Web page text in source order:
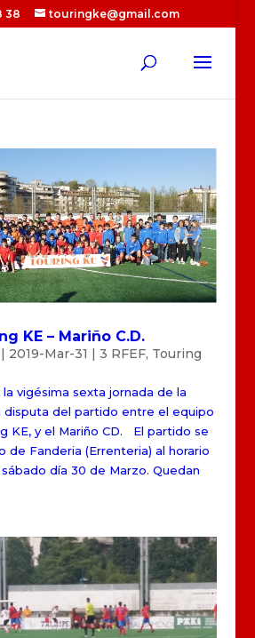
38 touringke@gmail.com
KE – Mariño C.D.
2019-Mar-31 3 RFEF, Touring
la vigésima sexta jornada de la
disputa del partido entre el equipo
KE, y el Mariño CD. El partido se
de Fanderia (Errenteria) al horario
día 30 de Marzo. Quedan